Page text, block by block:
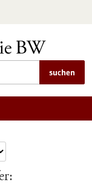
suchen